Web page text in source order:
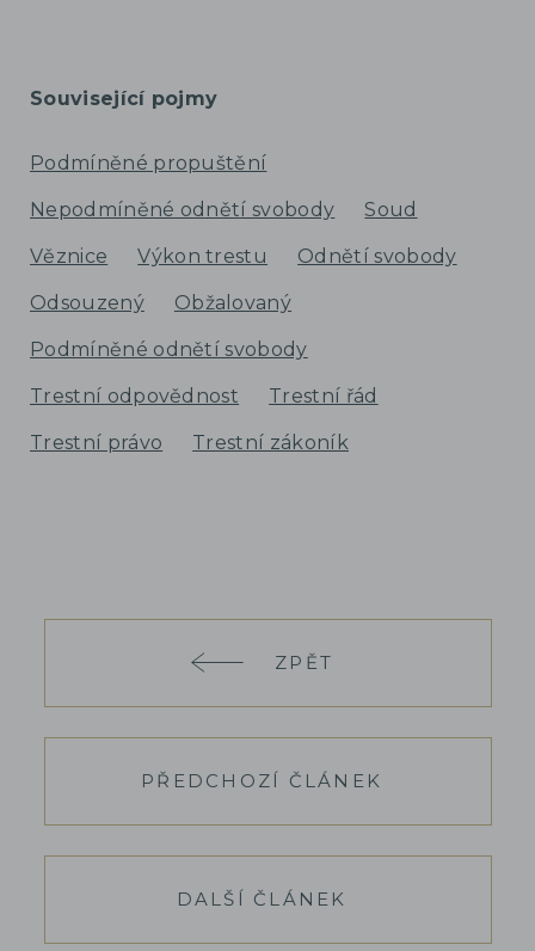
Související pojmy
Podmíněné propuštění
Nepodmíněné odnětí svobody Soud
Věznice Výkon trestu Odnětí svobody
Odsouzený Obžalovaný
Podmíněné odnětí svobody
Trestní odpovědnost Trestní řád
Trestní právo Trestní zákoník
ZPĚT
PŘEDCHOZÍ ČLÁNEK
DALŠÍ ČLÁNEK